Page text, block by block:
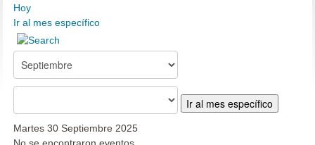
Hoy
Ir al mes específico
Ir al mes específico
Martes 30 Septiembre 2025